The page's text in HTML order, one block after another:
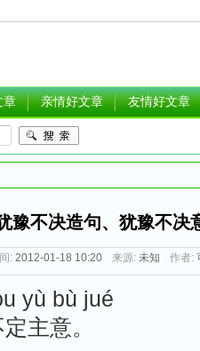
章 亲情好文章 友情好文章
豫不决造句、犹豫不决
: 2012-01-18 10:20 来源: 未知 作者:
yù bù jué
主意。